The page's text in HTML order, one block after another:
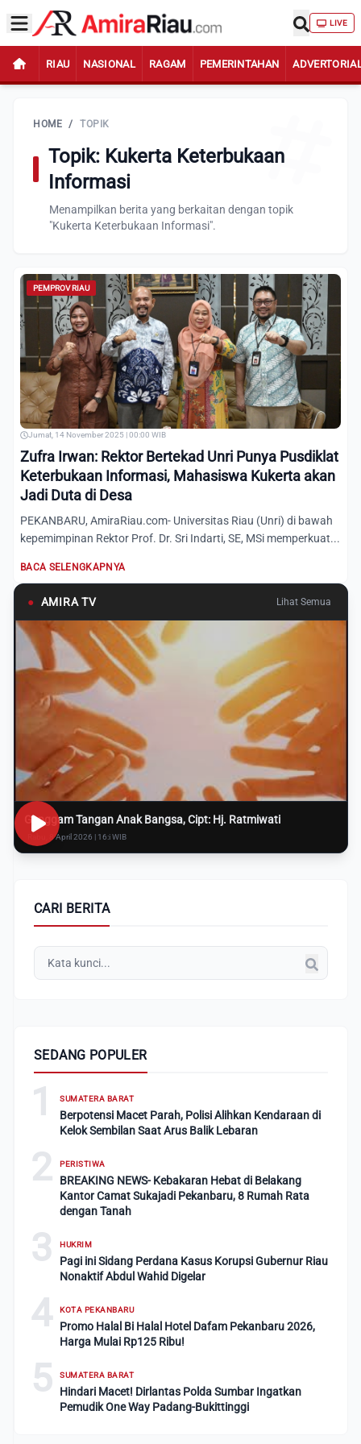
LIVE
RIAU NASIONAL RAGAM PEMERINTAHAN
HOME / TOPIK
Topik: Kukerta Keterbukaan
Informasi
Menampilkan berita yang berkaitan dengan topik
"Kukerta Keterbukaan Informasi".
PEMPROV RIAU
Jumat, 14 November 2025 | 00:00 WIB
Zufra Irwan: Rektor Bertekad Unri Punya Pusdiklat
Keterbukaan Informasi, Mahasiswa Kukerta akan
Jadi Duta di Desa
PEKANBARU, AmiraRiau.com- Universitas Riau (Unri) di bawah
kepemimpinan Rektor Prof. Dr. Sri Indarti, SE, MSi memperkuat...
BACA SELENGKAPNYA
● AMIRA TV Lihat Semua
Genggam Tangan Anak Bangsa, Cipt: Hj. Ratmiwati
Rabu, 8 April 2026 | 16:i WIB
CARI BERITA
SEDANG POPULER
1 SUMATERA BARAT
Berpotensi Macet Parah, Polisi Alihkan Kendaraan di
Kelok Sembilan Saat Arus Balik Lebaran
2 PERISTIWA
BREAKING NEWS- Kebakaran Hebat di Belakang
Kantor Camat Sukajadi Pekanbaru, 8 Rumah Rata
dengan Tanah
3 HUKRIM
Pagi ini Sidang Perdana Kasus Korupsi Gubernur Riau
Nonaktif Abdul Wahid Digelar
4 KOTA PEKANBARU
Promo Halal Bi Halal Hotel Dafam Pekanbaru 2026,
Harga Mulai Rp125 Ribu!
5 SUMATERA BARAT
Hindari Macet! Dirlantas Polda Sumbar Ingatkan
Pemudik One Way Padang-Bukittinggi